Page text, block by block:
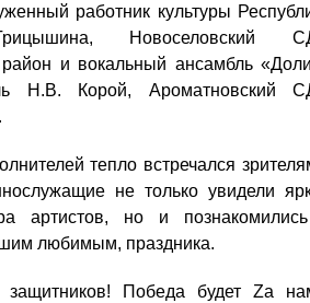
работник культуры
Новоселовский
и вокальный ансамбль
Н.В. Корой, Ароматновский
тепло встречался
не только увидели
артистов, но и
любимым, праздника.
Победа будет Zа